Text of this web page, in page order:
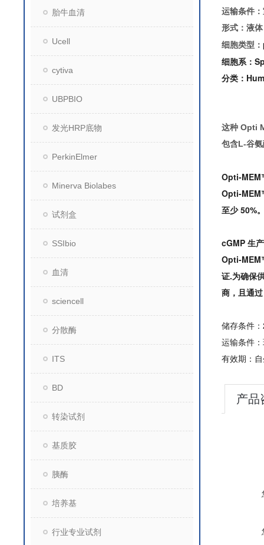
胎牛血清
Ucell
cytiva
UBPBIO
发光HRP底物
PerkinElmer
Minerva Biolabes
试剂盒
SSIbio
血清
sciencell
分散酶
ITS
BD
转染试剂
基质胶
胰酶
培养基
行业专业试剂
运输条件
形式：液体
细胞类型：
细胞系：
分类：
这种 Opti
包含L-谷
Opti-
Opti-
至少 50%
cGMP 生
Opti-
证.为确保
商，且通
储存条件
运输条件
有效期：
产品